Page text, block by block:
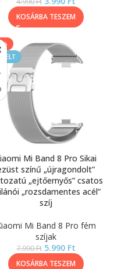
KOSÁRBA TESZEM
Mi Band 8 Pro Sikai
színű „újragondolt”
„ejtőernyős” csatos
„rozsdamentes acél”
szíj
Mi Band 8 Pro fém
szíjak
7.990Ft 5.990 Ft
KOSÁRBA TESZEM